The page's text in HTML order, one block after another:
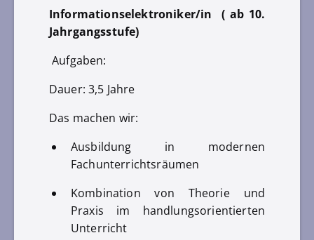
Informationselektroniker/in ( ab 10.
Jahrgangsstufe)
Aufgaben:
Dauer: 3,5 Jahre
Das machen wir:
Ausbildung in modernen
Fachunterrichtsräumen
Kombination von Theorie und
Praxis im handlungsorientierten
Unterricht